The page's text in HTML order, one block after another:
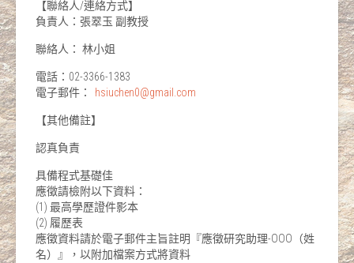
【聯絡人/連絡方式】
負責人：張翠玉 副教授
聯絡人： 林小姐
電話：02-3366-1383
電子郵件：
hsiuchen0@gmail.com
【其他備註】
認真負責
具備程式基礎佳
應徵請檢附以下資料：
(1) 最高學歷證件影本
(2) 履歷表
應徵資料請於電子郵件主旨註明『應徵研究助理-OOO（姓
名）』，以附加檔案方式將資料